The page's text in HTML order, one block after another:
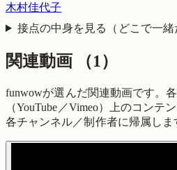
木村佳代子
接点の中身を見る（どこで一緒
関連動画 （1）
funwowが選んだ関連動画です。
（YouTube／Vimeo）上のコンテ
各チャンネル／制作者に帰属しま